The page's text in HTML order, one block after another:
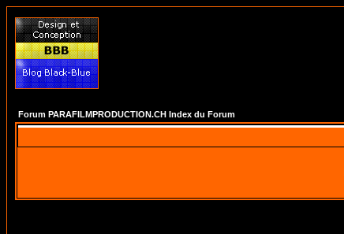
Forum PARAFILMPRODUCTION.CH Index du Forum